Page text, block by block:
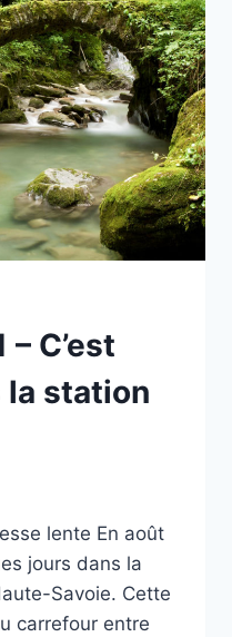
C’est
station
lente En août
jours dans la
Savoie. Cette
carrefour entre